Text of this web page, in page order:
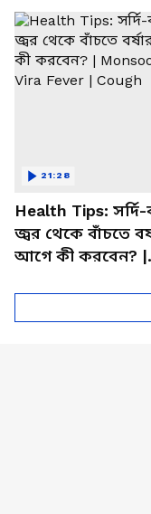
Health Tips: সর্দি-
জ্বর থেকে বাঁচতে
আগে কী করবেন? |
21:28